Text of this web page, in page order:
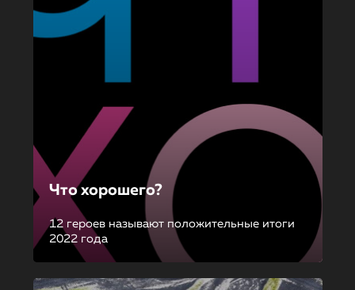
Что хорошего?
12 героев называют положительные итоги
2022 года